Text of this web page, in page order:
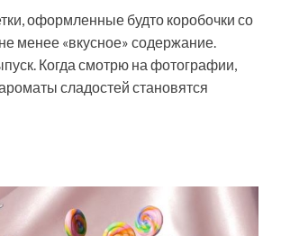
оформленные будто коробочки со
менее «вкусное» содержание.
Когда смотрю на фотографии,
сладостей становятся